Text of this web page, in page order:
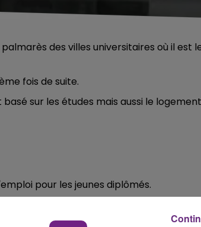
des villes universitaires où il est
fois de suite.
sur les études mais aussi le
pour les jeunes diplômés.